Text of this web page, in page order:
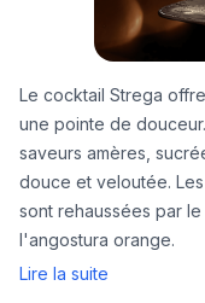
Le cocktail Strega
une pointe de
saveurs amères,
douce et veloutée.
sont rehaussées par
l'angostura orange.
Lire la suite